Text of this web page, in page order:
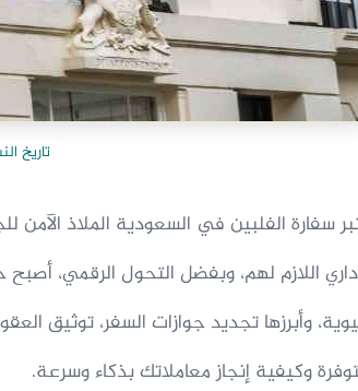
تاريخ
سفارة الفلبين في السعودية الملاذ الآمن
اللازم لهم، وبفضل التحول الرقمي،
وأبرزها تجديد جوازات السفر، توثيق
وكيفية إنجاز معاملاتك بذكاء وسرعة.